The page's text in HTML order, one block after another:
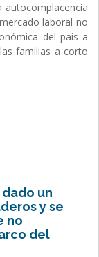
autocomplacencia
laboral no
del país a
familias a corto
dado un
y se
no
del